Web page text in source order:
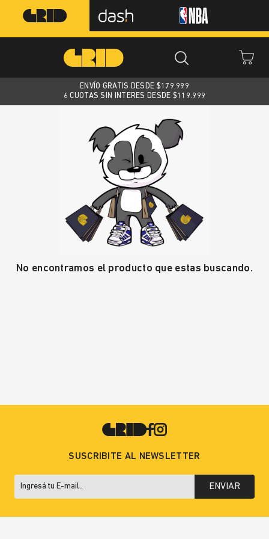
ENVÍO GRATIS DESDE $179.999
6 CUOTAS SIN INTERES DESDE $119.999
No encontramos el producto que estas buscando.
SUSCRIBITE AL NEWSLETTER
ENVIAR